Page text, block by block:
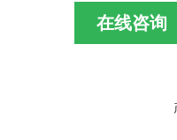
在线咨询